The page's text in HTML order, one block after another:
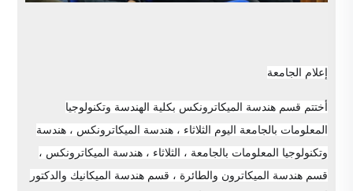
إعلام الجامعة
أختتم قسم هندسة الميكاترونكس بكلية الهندسة وتكنولوجيا
المعلومات بالجامعة اليوم الثلاثاء ، هندسة الميكاترونكس ، هندسة
وتكنولوجيا المعلومات بالجامعة ، الثلاثاء ، هندسة الميكاترونكس ،
قسم هندسة الميكاترون والطائرة ، قسم هندسة الميكانيك والدكتور